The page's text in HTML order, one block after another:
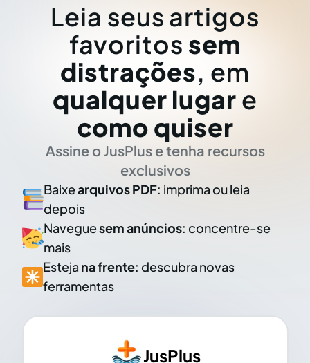
Leia seus artigos
favoritos sem
distrações, em
qualquer lugar e
como quiser
Assine o JusPlus e tenha recursos
exclusivos
Baixearquivos PDF: imprima ou leia
depois
Naveguesem anúncios: concentre-se
mais
Esteja na frente: descubra novas
ferramentas
JusPlus